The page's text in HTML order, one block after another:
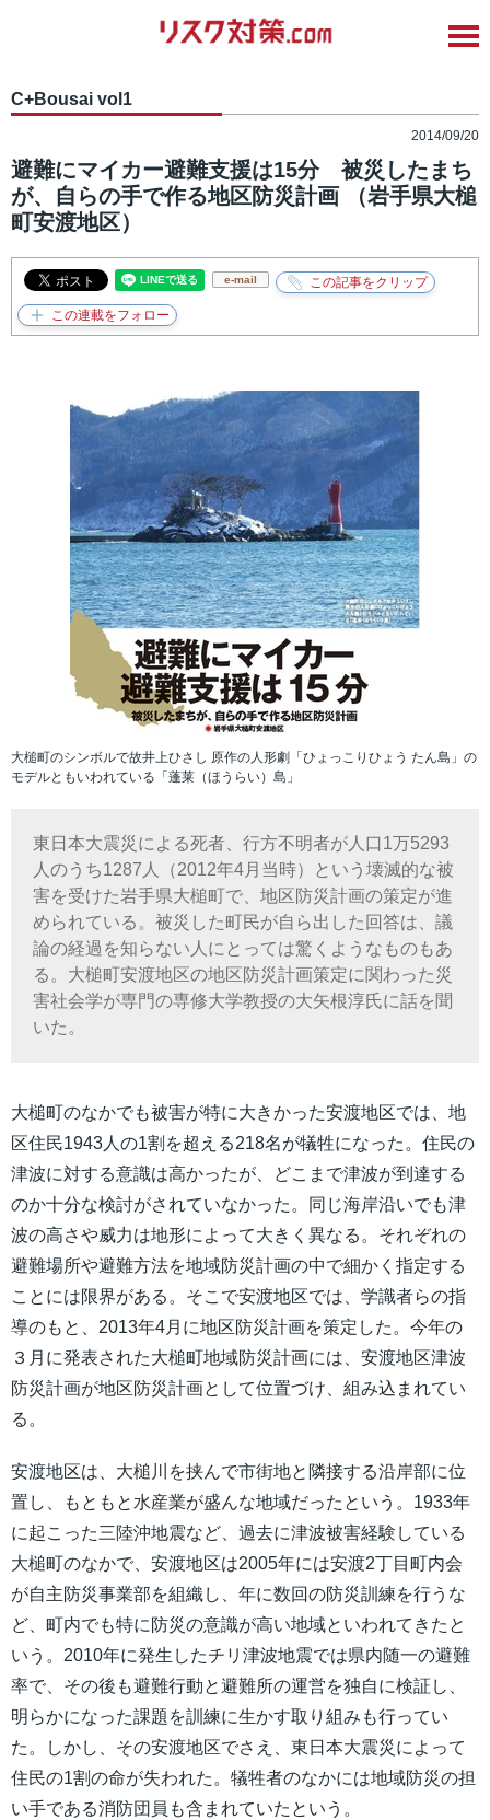
C+Bousai vol1
2014/09/20
避難にマイカー避難支援は15分 被災したまち
が、自らの手で作る地区防災計画 （岩手県大槌
町安渡地区）
e-mail
大槌町のシンボルで故井上ひさし 原作の人形劇「ひょっこりひょう たん島」の
モデルともいわれている「蓬莱（ほうらい）島」
東日本大震災による死者、行方不明者が人口1万5293
人のうち1287人（2012年4月当時）という壊滅的な被
害を受けた岩手県大槌町で、地区防災計画の策定が進
められている。被災した町民が自ら出した回答は、議
論の経過を知らない人にとっては驚くようなものもあ
る。大槌町安渡地区の地区防災計画策定に関わった災
害社会学が専門の専修大学教授の大矢根淳氏に話を聞
いた。
大槌町のなかでも被害が特に大きかった安渡地区では、地
区住民1943人の1割を超える218名が犠牲になった。住民の
津波に対する意識は高かったが、どこまで津波が到達する
のか十分な検討がされていなかった。同じ海岸沿いでも津
波の高さや威力は地形によって大きく異なる。それぞれの
避難場所や避難方法を地域防災計画の中で細かく指定する
ことには限界がある。そこで安渡地区では、学識者らの指
導のもと、2013年4月に地区防災計画を策定した。今年の
３月に発表された大槌町地域防災計画には、安渡地区津波
防災計画が地区防災計画として位置づけ、組み込まれてい
る。
安渡地区は、大槌川を挟んで市街地と隣接する沿岸部に位
置し、もともと水産業が盛んな地域だったという。1933年
に起こった三陸沖地震など、過去に津波被害経験している
大槌町のなかで、安渡地区は2005年には安渡2丁目町内会
が自主防災事業部を組織し、年に数回の防災訓練を行うな
ど、町内でも特に防災の意識が高い地域といわれてきたと
いう。2010年に発生したチリ津波地震では県内随一の避難
率で、その後も避難行動と避難所の運営を独自に検証し、
明らかになった課題を訓練に生かす取り組みも行ってい
た。しかし、その安渡地区でさえ、東日本大震災によって
住民の1割の命が失われた。犠牲者のなかには地域防災の担
い手である消防団員も含まれていたという。